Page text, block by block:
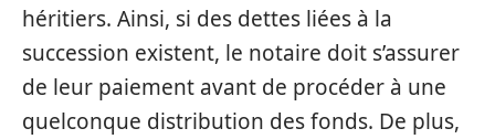
héritiers. Ainsi, si des dettes liées à la
succession existent, le notaire doit s’assurer
de leur paiement avant de procéder à une
quelconque distribution des fonds. De plus,